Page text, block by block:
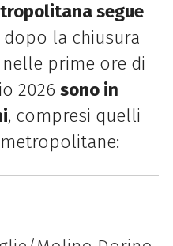
segue
dopo la chiusura
prime ore di
2026 sono in
, compresi quelli